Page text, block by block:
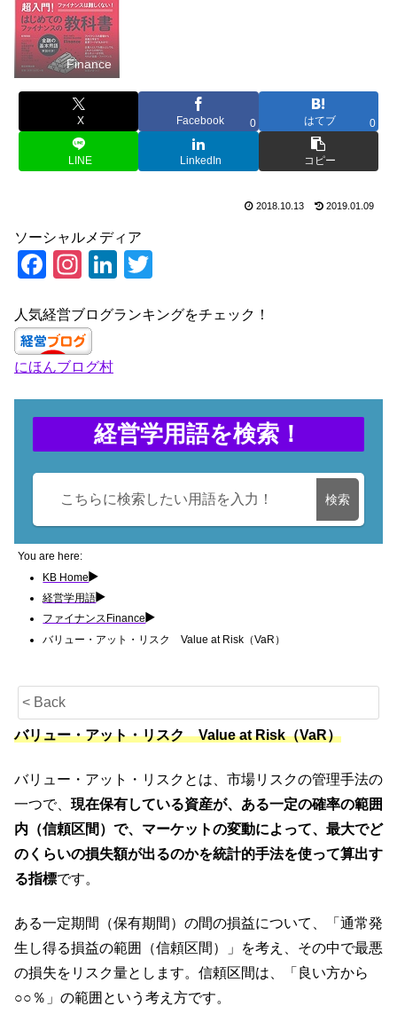
Finance
X Facebook 0 はてブ 0
LINE LinkedIn コピー
2018.10.13 2019.01.09
ソーシャルメディア
F
c
e
b
o
k
In
a
gr
a
m
Li
k
n
tt
人気経営ブログランキングをチェック！
にほんブログ村
経営学用語を検索！
検索
You are here:
KB Home
経営学用語
ファイナンスFinance
バリュー・アット・リスク Value at Risk（VaR）
< Back
バリュー・アット・リスク Value at Risk（VaR）
バリュー・アット・リスクとは、市場リスクの管理手法の
一つで、 現在保有している資産が、ある一定の確率の範囲
内（信頼区間）で、マーケットの変動によって、最大でど
のくらいの損失額が出るのかを統計的手法を使って算出す
る指標です。
ある一定期間（保有期間）の間の損益について、「通常発
生し得る損益の範囲（信頼区間）」を考え、その中で最悪
の損失をリスク量とします。信頼区間は、「良い方から
○○％」の範囲という考え方です。